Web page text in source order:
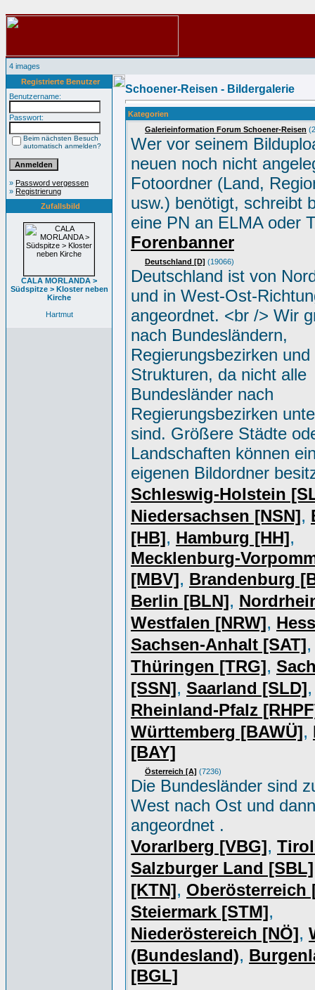
4 images
Registrierte Benutzer
Benutzername:
Passwort:
Beim nächsten Besuch
automatisch anmelden?
» Password vergessen
» Registrierung
Zufallsbild
CALA MORLANDA >
Südspitze > Kloster neben
Kirche
Hartmut
Schoener-Reisen - Bildergalerie
Kategorien
Galerieinformation Forum Schoener-Reisen
Wer vor seinem
neuen noch nicht
Fotoordner (Land,
usw.) benötigt, schreibt
eine PN an ELMA oder
Forenbanner
Deutschland [D] (19066)
Deutschland ist von
und in West-Ost-
angeordnet. <br /> Wir
nach Bundesländern,
Regierungsbezirken
Strukturen, da nicht alle
Bundesländer nach
Regierungsbezirken
sind. Größere Städte
Landschaften können
eigenen Bildordner
Schleswig-Holstein
Niedersachsen [NSN],
[HB], Hamburg [HH],
Mecklenburg-
[MBV], Brandenburg
Berlin [BLN],
Westfalen [NRW],
Sachsen-Anhalt [SAT],
Thüringen [TRG],
[SSN], Saarland [SLD],
Rheinland-Pfalz
Württemberg [BAWÜ],
[BAY]
Österreich [A] (7236)
Die Bundesländer sind
West nach Ost und
angeordnet .
Vorarlberg [VBG],
Salzburger Land [SBL]
[KTN], Oberösterreich
Steiermark [STM],
Niederöstereich [NÖ],
(Bundesland),
[BGL]